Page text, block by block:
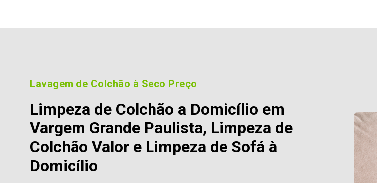
Lavagem de Colchão à Seco Preço
Limpeza de Colchão a Domicílio em
Vargem Grande Paulista, Limpeza de
Colchão Valor e Limpeza de Sofá à
Domicílio